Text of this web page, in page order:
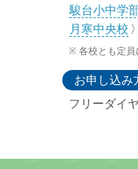
駿台小中学
月寒中央校 〉
各校とも定員
お申し込み
フリーダイ